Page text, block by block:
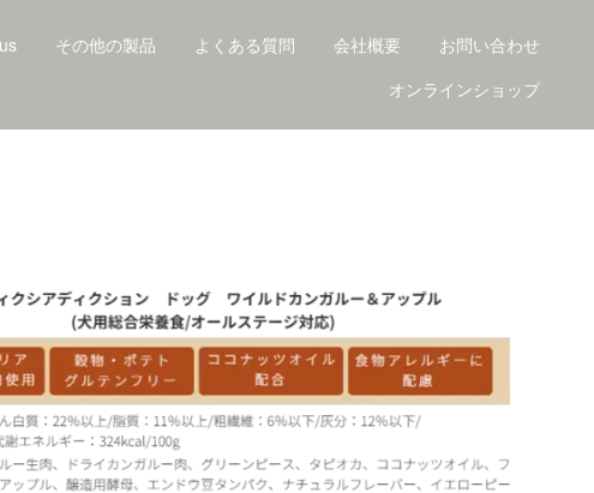
その他の製品 よくある質問 会社概要
お問い合わせ
オンラインショップ